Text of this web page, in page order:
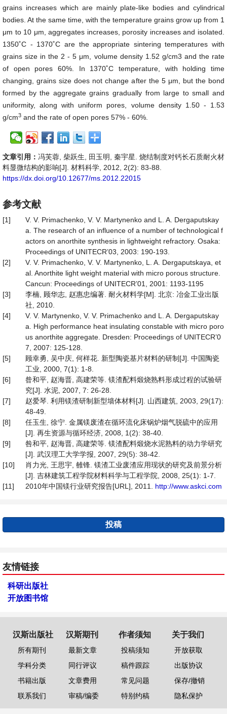
grains increases which are mainly plate-like bodies and cylindrical
bodies. At the same time, with the temperature grains grow up from 1
μm to 10 μm, aggregates increases, porosity increases and isolated.
1350˚C - 1370˚C are the appropriate sintering temperatures with
grains size in the 2 - 5 μm, volume density 1.52 g/cm3 and the rate
of open pores 60%. In 1370˚C temperature, with holding time
changing, grains size does not change after the 5 μm, but the bond
formed by the aggregate grains gradually from large to small and
uniformity, along with uniform pores, volume density 1.50 - 1.53
g/cm3 and the rate of open pores 57% - 60%.
文章引用： 冯芙蓉, 柴跃生, 田玉明, 秦宇星. 烧结制度对钙长石质耐火材
料显微结构的影响[J]. 材料科学, 2012, 2(2): 83-88.
https://dx.doi.org/10.12677/ms.2012.22015
参考文献
[1]
V. V. Primachenko, V. V. Martynenko and L. A. Dergaputskay
a. The research of an influence of a number of technological f
actors on anorthite synthesis in lightweight refractory. Osaka:
Proceedings of UNITECR’03, 2003: 190-193.
[2]
V. V. Primachenko, V. V. Martynenko, L. A. Dergaputskaya, et
al. Anorthite light weight material with micro porous structure.
Cancun: Proceedings of UNITECR’01, 2001: 1193-1195
[3]
李楠, 顾华志, 赵惠忠编著. 耐火材料学[M]. 北京: 冶金工业出版
社, 2010.
[4]
V. V. Martynenko, V. V. Primachenko and L. A. Dergaputskay
a. High performance heat insulating constable with micro poro
us anorthite aggregate. Dresden: Proceedings of UNITECR’0
7, 2007: 125-128.
[5]
顾幸勇, 吴中庆, 何样花. 新型陶瓷基片材料的研制[J]. 中国陶瓷
工业, 2000, 7(1): 1-8.
[6]
昝和平, 赵海晋, 高建荣等. 镁渣配料煅烧熟料形成过程的试验研
究[J]. 水泥, 2007, 7: 26-28.
[7]
赵爱琴. 利用镁渣研制新型墙体材料[J]. 山西建筑, 2003, 29(17):
48-49.
[8]
任玉生, 徐宁. 金属镁废渣在循环流化床锅炉烟气脱硫中的应用
[J]. 再生资源与循环经济, 2008, 1(2): 38-40.
[9]
咎和平, 赵海晋, 高建荣等. 镁渣配料煅烧水泥熟料的动力学研究
[J]. 武汉理工大学学报, 2007, 29(5): 38-42.
[10]
肖力光, 王思宇, 雒锋. 镁渣工业废渣应用现状的研究及前景分析
[J]. 吉林建筑工程学院材料科学与工程学院, 2008, 25(1): 1-7.
[11]
2010年中国镁行业研究报告[URL], 2011. http://www.askci.com
投稿
友情链接
科研出版社
开放图书馆
汉斯出版社
所有期刊
学科分类
书籍出版
联系我们
汉斯期刊
最新文章
同行评议
文章费用
审稿/编委
作者须知
投稿须知
稿件跟踪
常见问题
特别约稿
关于我们
开放获取
出版协议
保存/撤销
隐私保护